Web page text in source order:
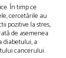
În timp ce
cercetările au
pozitive la stres,
de asemenea
diabetului, a
cancerului.